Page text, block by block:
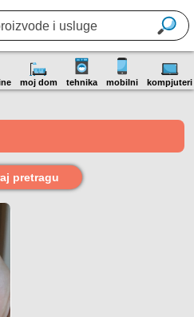
moj dom tehnika mobilni kompjuteri
pretragu